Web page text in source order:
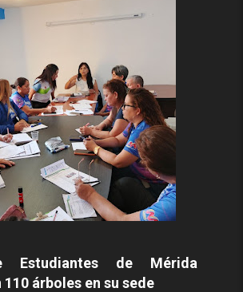
Estudiantes de Mérida
árboles en su sede